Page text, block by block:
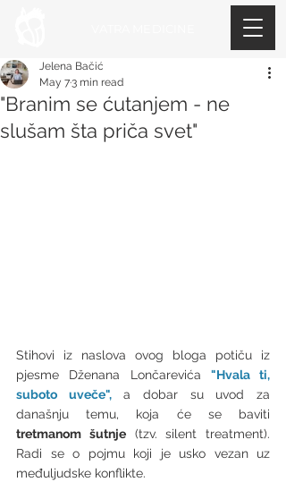
"Branim se ćutanjem - ne
slušam šta priča svet"
Jelena Bačić
May 73 min read
Stihovi iz naslova ovog bloga potiču iz
pjesme Dženana Lončarevića "Hvala ti,
suboto uveče", a dobar su uvod za
tretmanom šutnje (tzv. silent treatment).
Radi se o pojmu koji je usko vezan uz
međuljudske konflikte.